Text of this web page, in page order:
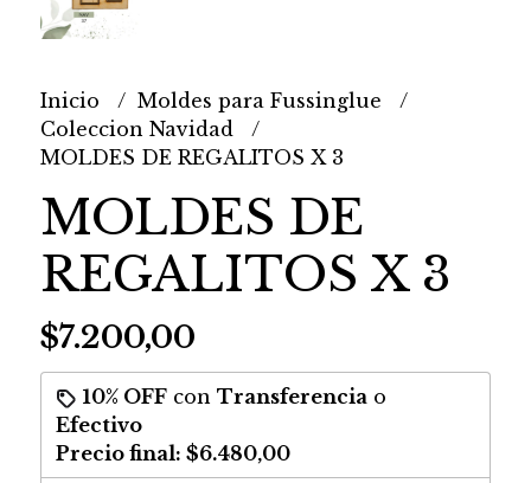
Inicio
Moldes para Fussinglue
Coleccion Navidad
MOLDES DE REGALITOS X 3
MOLDES DE
REGALITOS X 3
$7.200,00
10% OFFcon Transferencia o
Efectivo
Precio final: $6.480,00